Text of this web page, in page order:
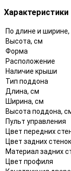
Характеристики
По длине и ширине,
Высота, см
Форма
Расположение
Наличие крыши
Тип поддона
Длина, см
Ширина, см
Высота поддона,
Пульт управления
Цвет передних
Цвет задних стенок
Материал задних
Цвет профиля